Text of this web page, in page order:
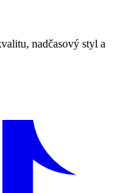
nadčasový styl a